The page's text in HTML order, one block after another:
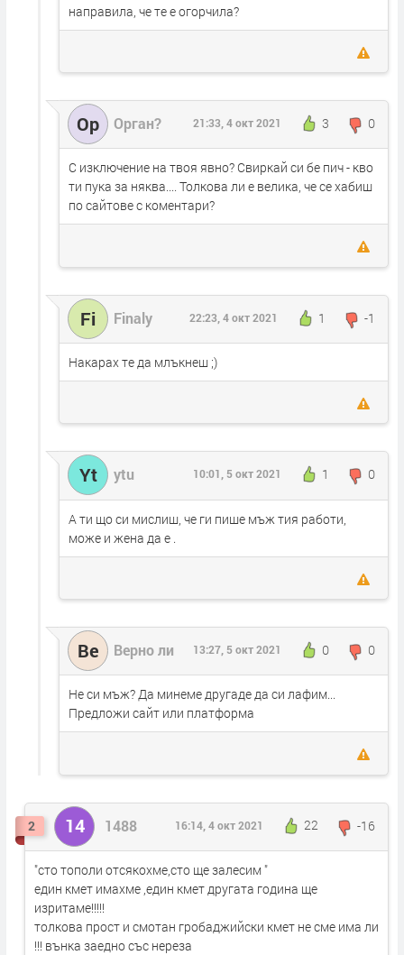
направила, че те е огорчила?
Ор Орган? 3 0
21:33, 4 окт 2021
С изключение на твоя явно? Свиркай си бе пич - кво
ти пука за няква.... Толкова ли е велика, че се хабиш
по сайтове с коментари?
Fi Finaly 1 -1
22:23, 4 окт 2021
Накарах те да млъкнеш ;)
Yt ytu 1 0
10:01, 5 окт 2021
А ти що си мислиш, че ги пише мъж тия работи,
може и жена да е .
Ве Верно ли 0 0
13:27, 5 окт 2021
Не си мъж? Да минеме другаде да си лафим...
Предложи сайт или платформа
2 14 1488 22 -16
16:14, 4 окт 2021
"сто тополи отсякохме,сто ще залесим "
един кмет имахме ,един кмет другата година ще
изритаме!!!!!
толкова прост и смотан гробаджийски кмет не сме има ли
!!! вънка заедно със нереза